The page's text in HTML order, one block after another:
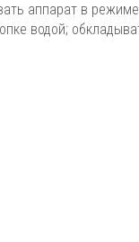
аппарат в
водой;